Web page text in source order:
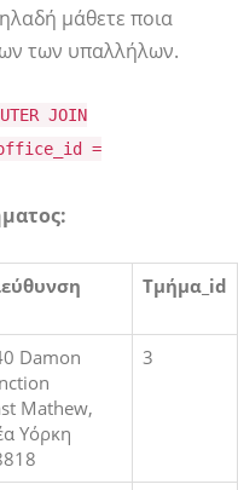
μάθετε ποια
των υπαλλήλων.
JOIN
=
Τμήμα_id
Damon
Mathew,
Υόρκη
3